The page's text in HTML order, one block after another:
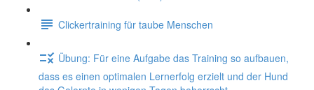
Clickertraining für taube Menschen
Übung: Für eine Aufgabe das Training so aufbauen,
dass es einen optimalen Lernerfolg erzielt und der Hund